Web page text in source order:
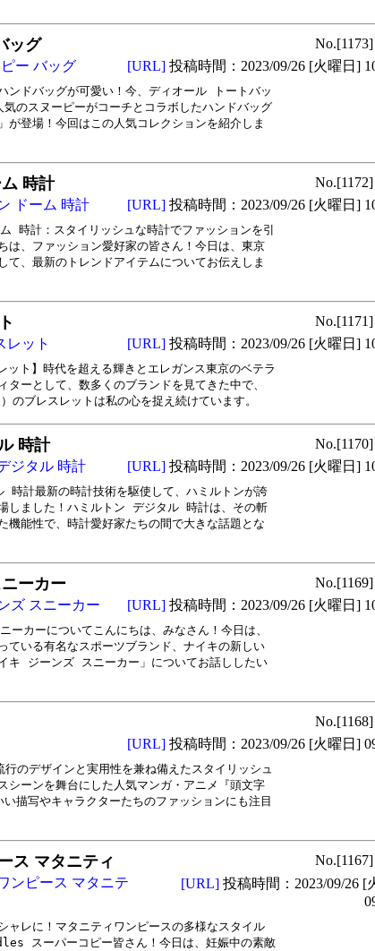
ッグ No.[1173]
ー バッグ [URL] 投稿時間：2023/09/26 [火曜日]
ンドバッグが可愛い！今、ディオール トートバッ
のスヌーピーがコーチとコラボしたハンドバッグ
が登場！今回はこの人気コレクションを紹介しま
時計 No.[1172]
ドーム 時計 [URL] 投稿時間：2023/09/26 [火曜日]
時計：スタイリッシュな時計でファッションを引
は、ファッション愛好家の皆さん！今日は、東京
て、最新のトレンドアイテムについてお伝えしま
No.[1171]
レット [URL] 投稿時間：2023/09/26 [火曜日]
ト】時代を超える輝きとエレガンス東京のベテラ
ターとして、数多くのブランドを見てきた中で、
ブレスレットは私の心を捉え続けています。
時計 No.[1170]
ジタル 時計 [URL] 投稿時間：2023/09/26 [火曜日]
時計最新の時計技術を駆使して、ハミルトンが誇
しました！ハミルトン デジタル 時計は、その斬
機能性で、時計愛好家たちの間で大きな話題とな
ーカー No.[1169]
ズ スニーカー [URL] 投稿時間：2023/09/26 [火曜日]
カーについてこんにちは、みなさん！今日は、
ている有名なスポーツブランド、ナイキの新しい
キ ジーンズ スニーカー」についてお話ししたい
No.[1168]
[URL] 投稿時間：2023/09/26 [火曜日]
のデザインと実用性を兼ね備えたスタイリッシュ
シーンを舞台にした人気マンガ・アニメ『頭文字
描写やキャラクターたちのファッションにも注目
ス マタニティ No.[1167]
ンピース マタニテ
[URL] 投稿時間：2023/09/26 [
ャレに！マタニティワンピースの多様なスタイル
スーパーコピー皆さん！今日は、妊娠中の素敵